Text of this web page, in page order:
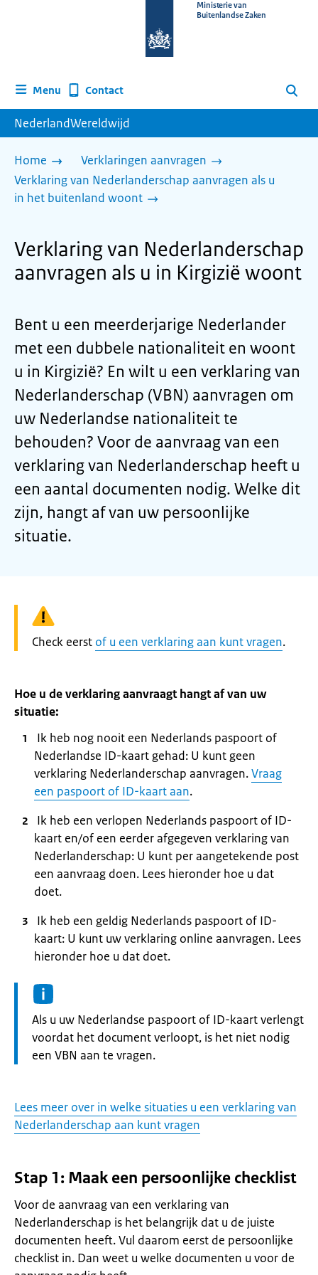
homepage
Ministerie van
Buitenlandse Zaken
Menu Contact Zoeken
NederlandWereldwijd
Home
Verklaringen aanvragen
Verklaring van Nederlanderschap aanvragen als u
in het buitenland woont
Verklaring van Nederlanderschap
aanvragen als u in Kirgizië woont
Bent u een meerderjarige Nederlander
met een dubbele nationaliteit en woont
u in Kirgizië? En wilt u een verklaring van
Nederlanderschap (VBN) aanvragen om
uw Nederlandse nationaliteit te
behouden? Voor de aanvraag van een
verklaring van Nederlanderschap heeft u
een aantal documenten nodig. Welke dit
zijn, hangt af van uw persoonlijke
situatie.
Waarschuwing:
Check eerst of u een verklaring aan kunt vragen.
Hoe u de verklaring aanvraagt hangt af van uw
situatie:
Ik heb nog nooit een Nederlands paspoort of
Nederlandse ID-kaart gehad: U kunt geen
verklaring Nederlanderschap aanvragen.Vraag
een paspoort of ID-kaart aan.
Ik heb een verlopen Nederlands paspoort of ID-
kaart en/of een eerder afgegeven verklaring van
Nederlanderschap: U kunt per aangetekende post
een aanvraag doen. Lees hieronder hoe u dat
doet.
Ik heb een geldig Nederlands paspoort of ID-
kaart: U kunt uw verklaring online aanvragen. Lees
hieronder hoe u dat doet.
Informatie:
Als u uw Nederlandse paspoort of ID-kaart verlengt
voordat het document verloopt, is het niet nodig
een VBN aan te vragen.
Lees meer over in welke situaties u een verklaring van
Nederlanderschap aan kunt vragen
Stap 1: Maak een persoonlijke checklist
Voor de aanvraag van een verklaring van
Nederlanderschap is het belangrijk dat u de juiste
documenten heeft. Vul daarom eerst de persoonlijke
checklist in. Dan weet u welke documenten u voor de